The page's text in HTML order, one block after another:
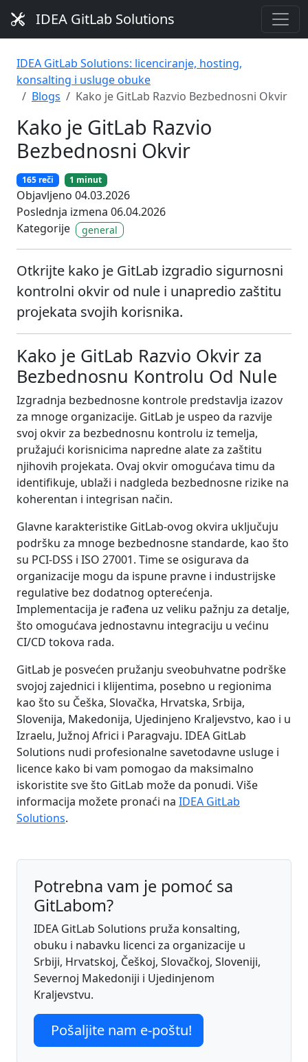
IDEA GitLab Solutions
IDEA GitLab Solutions: licenciranje, hosting,
konsalting i usluge obuke
Blogs
Kako je GitLab Razvio Bezbednosni Okvir
Kako je GitLab Razvio
Bezbednosni Okvir
165 reči 1 minut
Objavljeno 04.03.2026
Poslednja izmena 06.04.2026
Kategorije
general
Otkrijte kako je GitLab izgradio sigurnosni
kontrolni okvir od nule i unapredio zaštitu
projekata svojih korisnika.
Kako je GitLab Razvio Okvir za
Bezbednosnu Kontrolu Od Nule
Izgradnja bezbednosne kontrole predstavlja izazov
za mnoge organizacije. GitLab je uspeo da razvije
svoj okvir za bezbednosnu kontrolu iz temelja,
pružajući korisnicima napredne alate za zaštitu
njihovih projekata. Ovaj okvir omogućava timu da
identifikuje, ublaži i nadgleda bezbednosne rizike na
koherentan i integrisan način.
Glavne karakteristike GitLab-ovog okvira uključuju
podršku za mnoge bezbednosne standarde, kao što
su PCI-DSS i ISO 27001. Time se osigurava da
organizacije mogu da ispune pravne i industrijske
regulative bez dodatnog opterećenja.
Implementacija je rađena uz veliku pažnju za detalje,
što omogućava jednostavnu integraciju u većinu
CI/CD tokova rada.
GitLab je posvećen pružanju sveobuhvatne podrške
svojoj zajednici i klijentima, posebno u regionima
kao što su Češka, Slovačka, Hrvatska, Srbija,
Slovenija, Makedonija, Ujedinjeno Kraljevstvo, kao i u
Izraelu, Južnoj Africi i Paragvaju. IDEA GitLab
Solutions nudi profesionalne savetodavne usluge i
licence kako bi vam pomogao da maksimalno
iskoristite sve što GitLab može da ponudi. Više
informacija možete pronaći na IDEA GitLab
Solutions.
Potrebna vam je pomoć sa
GitLabom?
IDEA GitLab Solutions pruža konsalting,
obuku i nabavku licenci za organizacije u
Srbiji, Hrvatskoj, Češkoj, Slovačkoj, Sloveniji,
Severnoj Makedoniji i Ujedinjenom
Kraljevstvu.
Pošaljite nam e-poštu!